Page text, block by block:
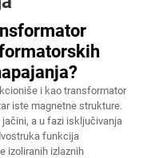
i kao transformator
iste magnetne strukture.
a u fazi isključivanja
funkcija
izoliranih izlaznih